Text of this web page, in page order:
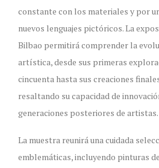
constante con los materiales y por
nuevos lenguajes pictóricos. La
Bilbao permitirá comprender la
artística, desde sus primeras
cincuenta hasta sus creaciones
resaltando su capacidad de
generaciones posteriores de artistas.
La muestra reunirá una cuidada
emblemáticas, incluyendo pinturas